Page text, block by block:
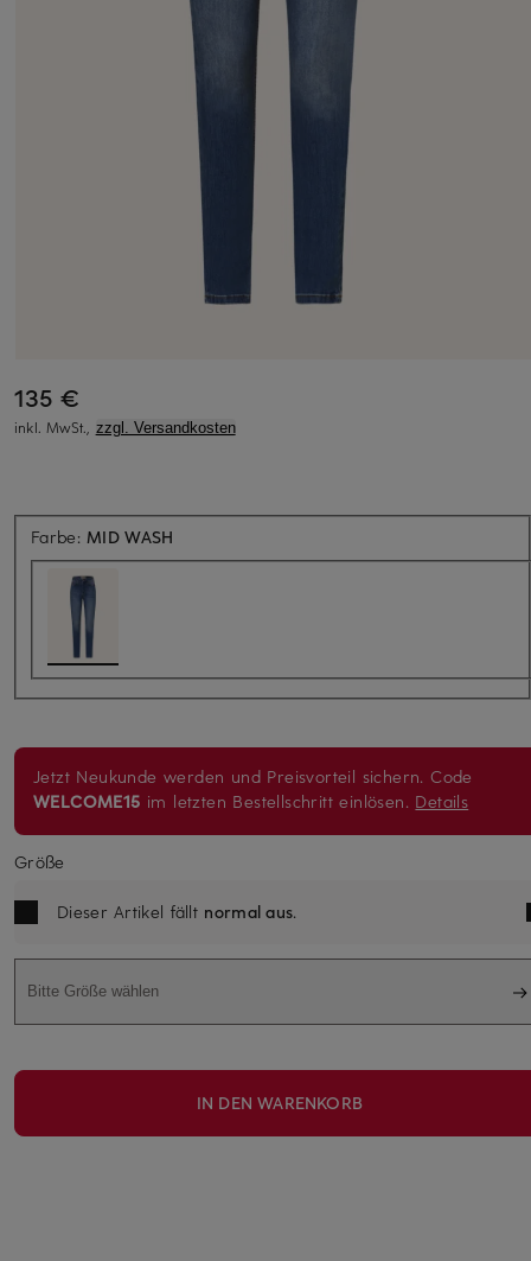
135 €
inkl. MwSt., zzgl. Versandkosten
Farbe: MID WASH
Jetzt Neukunde werden und Preisvorteil sichern. Code
WELCOME15 im letzten Bestellschritt einlösen. Details
Größe
Dieser Artikel fällt normal aus.
Bitte Größe wählen
IN DEN WARENKORB